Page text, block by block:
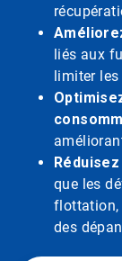
liés aux
limiter
que les
flottation,
des